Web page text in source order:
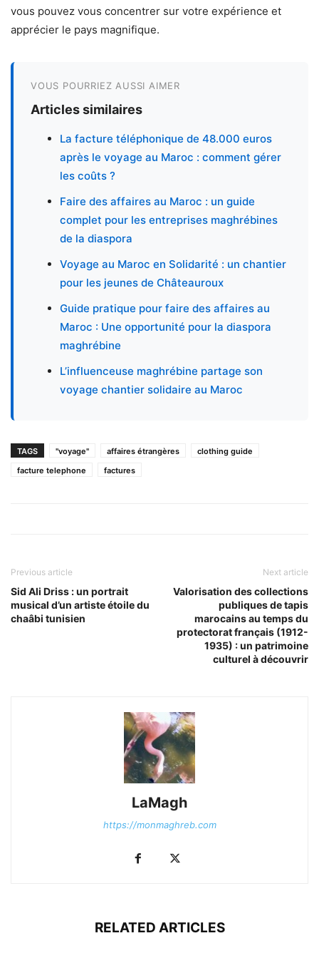
vous pouvez vous concentrer sur votre expérience et
apprécier le pays magnifique.
VOUS POURRIEZ AUSSI AIMER
Articles similaires
La facture téléphonique de 48.000 euros
après le voyage au Maroc : comment gérer
les coûts ?
Faire des affaires au Maroc : un guide
complet pour les entreprises maghrébines
de la diaspora
Voyage au Maroc en Solidarité : un chantier
pour les jeunes de Châteauroux
Guide pratique pour faire des affaires au
Maroc : Une opportunité pour la diaspora
maghrébine
L’influenceuse maghrébine partage son
voyage chantier solidaire au Maroc
TAGS "voyage" affaires étrangères
clothing guide
facture telephone
factures
Previous article
Sid Ali Driss : un portrait
musical d’un artiste étoile du
chaâbi tunisien
Next article
Valorisation des collections
publiques de tapis
marocains au temps du
protectorat français (1912-
1935) : un patrimoine
culturel à découvrir
LaMagh
https://monmaghreb.com
RELATED ARTICLES